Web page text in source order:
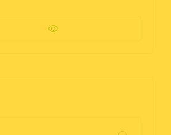
oy aldı